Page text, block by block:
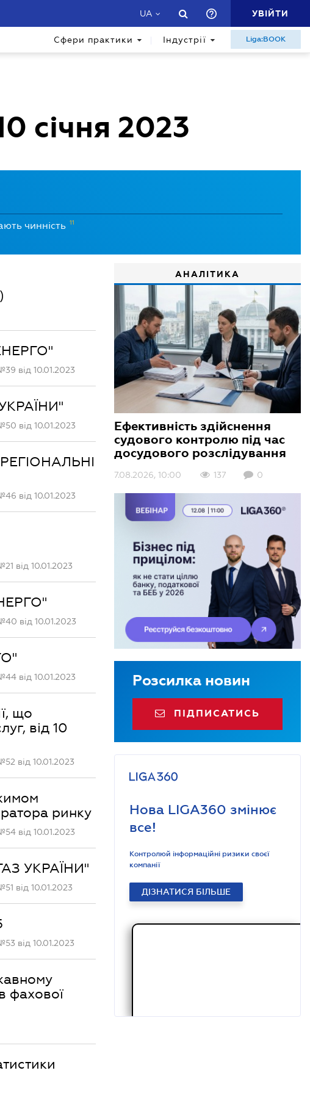
UA УВІЙТИ
Сфери практики Індустрії Liga:BOOK
січня 2023
чинність 11
від 10.01.2023
від 10.01.2023
РЕГІОНАЛЬНІ
від 10.01.2023
від 10.01.2023
від 10.01.2023
від 10.01.2023
що
від 10
від 10.01.2023
ринку
від 10.01.2023
УКРАЇНИ"
від 10.01.2023
від 10.01.2023
фахової
АНАЛІТИКА
Ефективність здійснення
судового контролю під час
досудового розслідування
7.08.2026, 10:00 137 0
Розсилка новин
ПІДПИСАТИСЬ
Нова LIGA360 змінює
все!
Контролюй інформаційні ризики своєї
компанії
ДІЗНАТИСЯ БІЛЬШЕ